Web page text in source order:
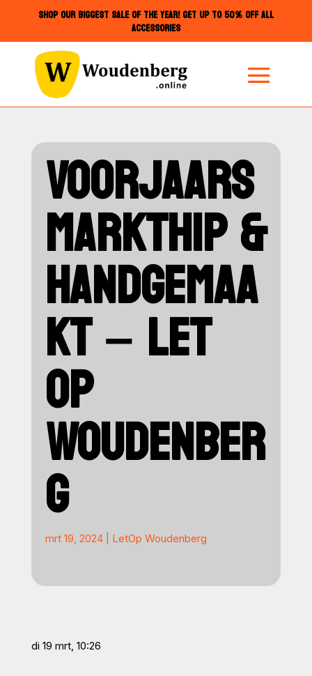
SHOP OUR BIGGEST SALE OF THE YEAR! GET UP TO 50% OFF ALL
ACCESSORIES
VOORJAARS
MARKTHIP &
HANDGEMAA
KT – LET
OP
WOUDENBER
G
mrt 19, 2024| LetOp Woudenberg
di 19 mrt, 10:26